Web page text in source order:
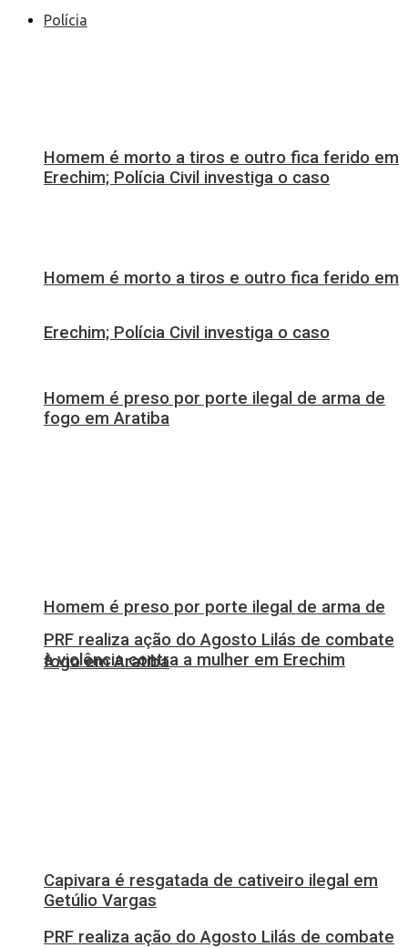
Polícia
Homem é morto a tiros e outro fica ferido em
Erechim; Polícia Civil investiga o caso
Homem é preso por porte ilegal de arma de
fogo em Aratiba
PRF realiza ação do Agosto Lilás de combate
Homem é morto a tiros e outro fica ferido em
Erechim; Polícia Civil investiga o caso
Homem é preso por porte ilegal de arma de
fogo em Aratiba
PRF realiza ação do Agosto Lilás de combate
à violência contra a mulher em Erechim
Capivara é resgatada de cativeiro ilegal em
Getúlio Vargas